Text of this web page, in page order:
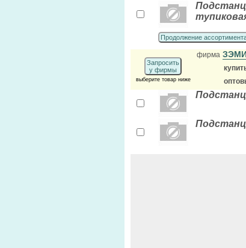
Продолжение
Запросить
у фирмы
выберите товар ниже
фирма